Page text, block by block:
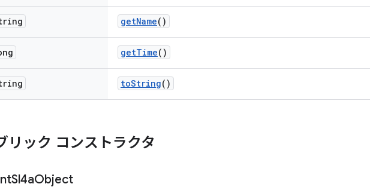
getName()
getTime()
toString()
リック コンストラクタ
Sl4aObject